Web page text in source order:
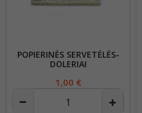
POPIERINĖS SERVETĖLĖS-
DOLERIAI
Kaina
1,00 €